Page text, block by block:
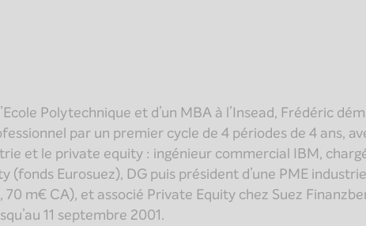
Polytechnique et d’un MBA à l’Insead, Frédéric
par un premier cycle de 4 périodes de 4 ans,
et le private equity : ingénieur commercial IBM,
(fonds Eurosuez), DG puis président d’une PME
m€ CA), et associé Private Equity chez Suez
11 septembre 2001.